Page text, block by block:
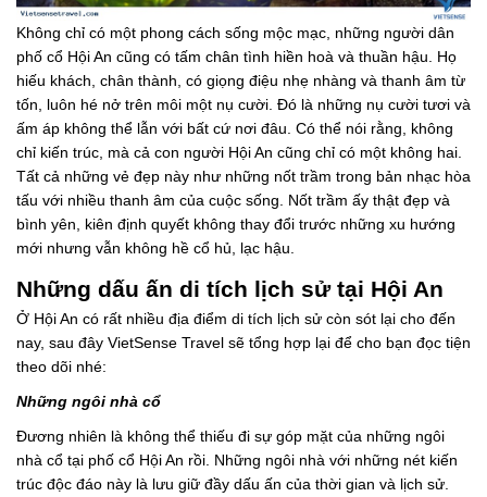
Không chỉ có một phong cách sống mộc mạc, những người dân
phố cổ Hội An cũng có tấm chân tình hiền hoà và thuần hậu. Họ
hiếu khách, chân thành, có giọng điệu nhẹ nhàng và thanh âm từ
tốn, luôn hé nở trên môi một nụ cười. Đó là những nụ cười tươi và
ấm áp không thể lẫn với bất cứ nơi đâu. Có thể nói rằng, không
chỉ kiến trúc, mà cả con người Hội An cũng chỉ có một không hai.
Tất cả những vẻ đẹp này như những nốt trầm trong bản nhạc hòa
tấu với nhiều thanh âm của cuộc sống. Nốt trầm ấy thật đẹp và
bình yên, kiên định quyết không thay đổi trước những xu hướng
mới nhưng vẫn không hề cổ hủ, lạc hậu.
Những dấu ấn di tích lịch sử tại Hội An
Ở Hội An có rất nhiều địa điểm di tích lịch sử còn sót lại cho đến
nay, sau đây VietSense Travel sẽ tổng hợp lại để cho bạn đọc tiện
theo dõi nhé:
Những ngôi nhà cổ
Đương nhiên là không thể thiếu đi sự góp mặt của những ngôi
nhà cổ tại phố cổ Hội An rồi. Những ngôi nhà với những nét kiến
trúc độc đáo này là lưu giữ đầy dấu ấn của thời gian và lịch sử.